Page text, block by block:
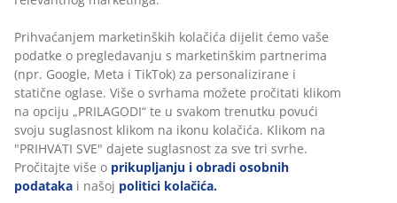
Nadmadrac štiti madrac ispod sebe i može
produžiti vijek trajanja vašeg kreveta, čime vam
dugoročno štedi novac.
Nadmadrac dodaje dodatni sloj udobnosti koji
može pomoći u poboljšanju kvalitete vašeg sna.
Pravilna potpora koju pravi nadmadrac pruža
može vam pomoći ako patite od bolova u leđima,
zglobovima ili drugih bolova koji vas muče tijekom
Prihvaćanjem marketinških kolačića dijelit ćemo vaše
podatke o pregledavanju s marketinškim partnerima
(npr. Google, Meta i TikTok) za personalizirane i
statične oglase. Više o svrhama možete pročitati klikom
na opciju „PRILAGODI“ te u svakom trenutku povući
svoju suglasnost klikom na ikonu kolačića. Klikom na
"PRIHVATI SVE" dajete suglasnost za sve tri svrhe.
Pročitajte više o prikupljanju i obradi osobnih
podataka i našoj politici kolačića.